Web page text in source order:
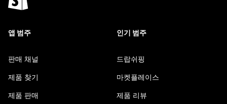
앱 범주
판매 채널
제품 찾기
제품 판매
인기 범주
드랍쉬핑
마켓플레이스
제품 리뷰